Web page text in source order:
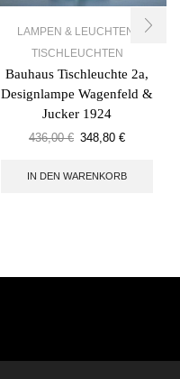
LAMPEN & LEUCHTEN
TISCHLEUCHTEN
Bauhaus Tischleuchte 2a,
Designlampe Wagenfeld &
Jucker 1924
436,00€ 348,80 €
IN DEN WARENKORB